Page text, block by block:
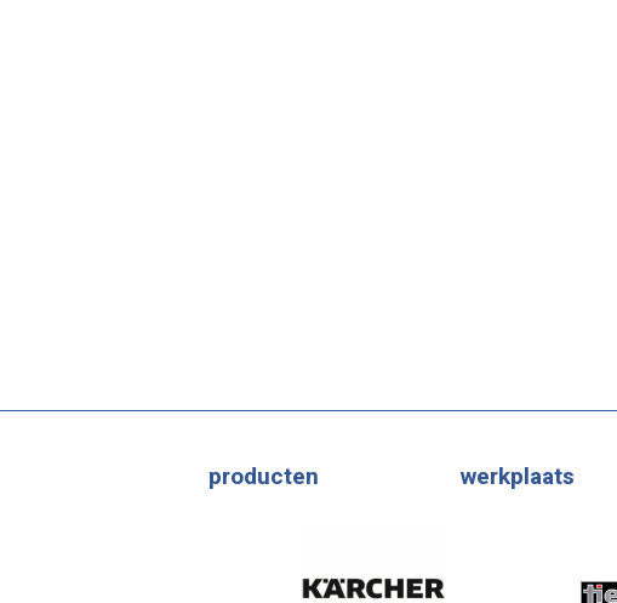
producten werkplaats